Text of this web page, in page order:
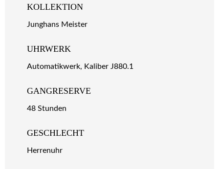
KOLLEKTION
Junghans Meister
UHRWERK
Automatikwerk, Kaliber J880.1
GANGRESERVE
48 Stunden
GESCHLECHT
Herrenuhr